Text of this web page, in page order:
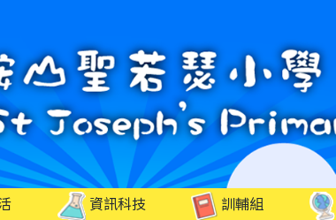
資訊科技 訓輔組